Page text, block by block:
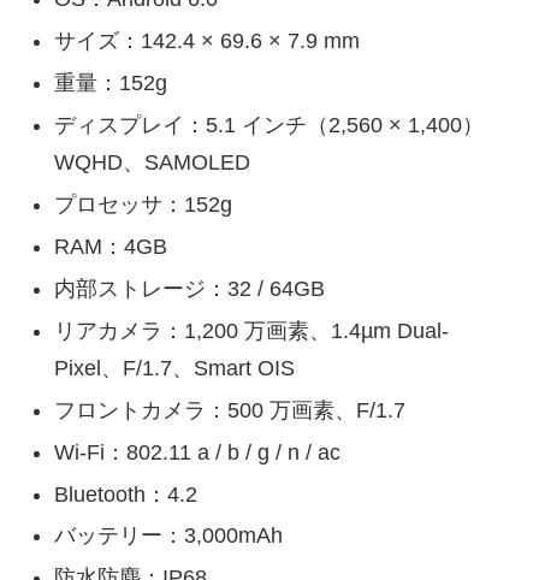
サイズ：142.4 × 69.6 × 7.9 mm
重量：152g
ディスプレイ：5.1 インチ（2,560 × 1,400）
WQHD、SAMOLED
プロセッサ：152g
RAM：4GB
内部ストレージ：32 / 64GB
リアカメラ：1,200 万画素、1.4µm Dual-
Pixel、F/1.7、Smart OIS
フロントカメラ：500 万画素、F/1.7
Wi-Fi：802.11 a / b / g / n / ac
Bluetooth：4.2
バッテリー：3,000mAh